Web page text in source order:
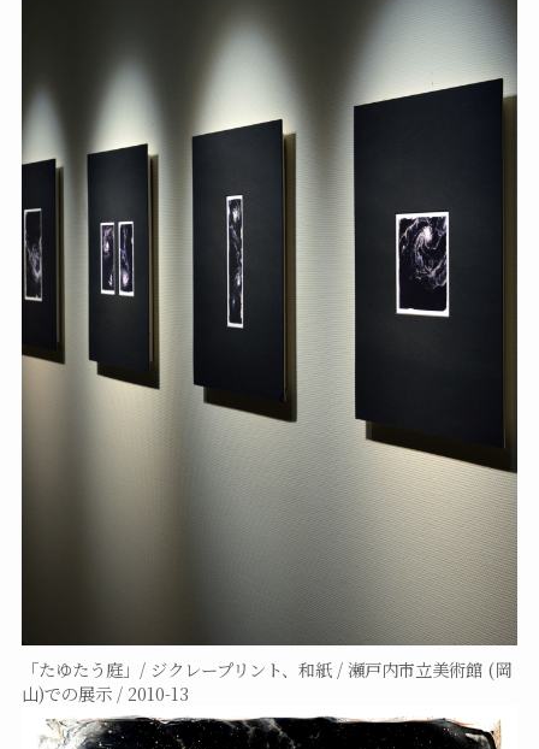
「たゆたう庭」/ ジクレープリント、和紙 / 瀬戸内市立美術館 (岡
山)での展示 / 2010-13